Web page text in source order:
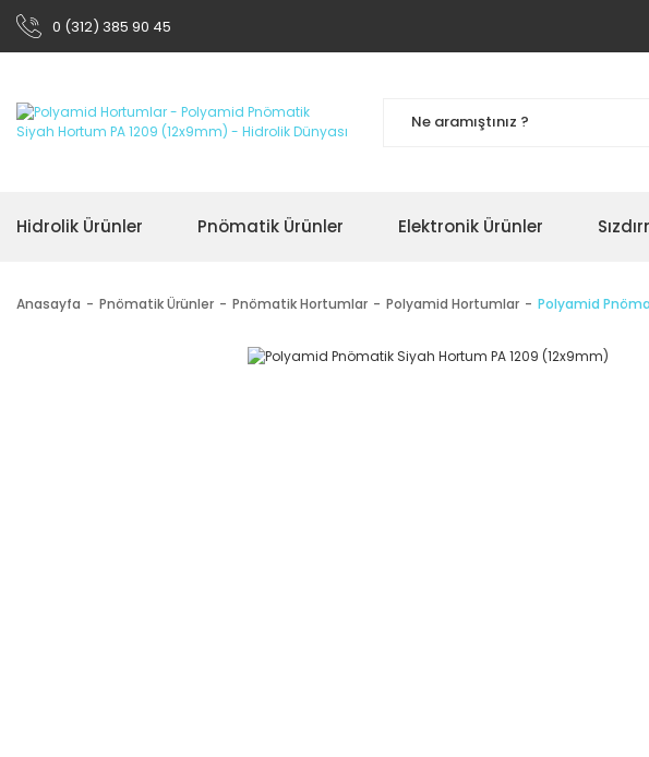
0 (312) 385 90 45
Hidrolik Ürünler Pnömatik Ürünler Elektronik Ürünler
Anasayfa Pnömatik Ürünler Pnömatik Hortumlar Polyamid Hortumlar Polyamid